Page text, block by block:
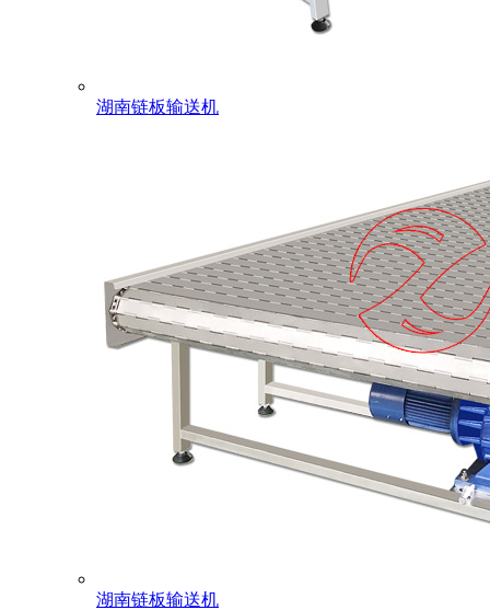
湖南链板输送机
湖南链板输送机